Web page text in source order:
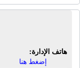
هاتف الإدارة:
إضغط هنا